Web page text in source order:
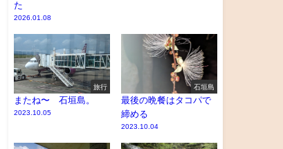
た
2026.01.08
旅行
またね〜 石垣島。
2023.10.05
石垣島
最後の晩餐はタコパで
締める
2023.10.04